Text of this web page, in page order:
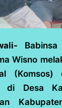
Babinsa
Wisno
(Komsos)
di Desa